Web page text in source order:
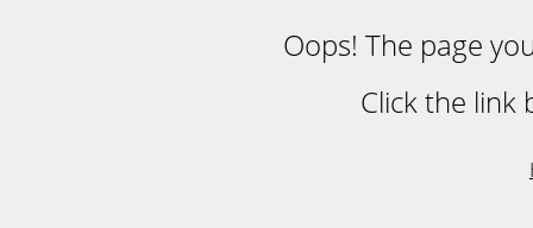
Oops! The page
Click the link